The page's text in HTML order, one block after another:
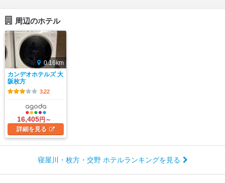
周辺のホテル
0.16km
カンデオホテルズ 大
阪枚方
3.22
16,405円～
詳細を見る
寝屋川・枚方・交野 ホテルランキングを見る